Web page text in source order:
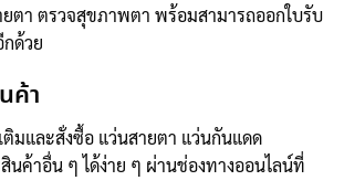
ตา ตรวจสุขภาพตา พร้อมสามารถออกใบรับ
กด้วย
ค้า
มและสั่งซื้อ แว่นสายตา แว่นกันแดด
นค้าอื่น ๆ ได้ง่าย ๆ ผ่านช่องทางออนไลน์ที่